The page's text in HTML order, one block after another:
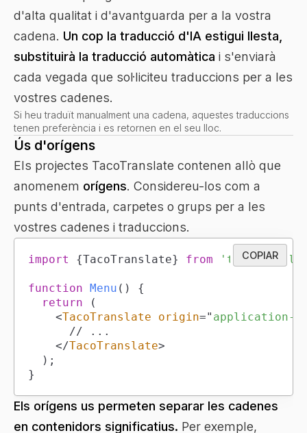
d'alta qualitat i d'avantguarda per a la vostra
cadena. Un cop la traducció d'IA estigui llesta,
substituirà la traducció automàtica i s'enviarà
cada vegada que sol·liciteu traduccions per a les
vostres cadenes.
Si heu traduït manualment una cadena, aquestes traduccions
tenen preferència i es retornen en el seu lloc.
Ús d'orígens
Els projectes TacoTranslate contenen allò que
anomenem orígens. Considereu-los com a
punts d'entrada, carpetes o grups per a les
vostres cadenes i traduccions.
COPIAR
import {TacoTranslate} from
function Menu ( )
{
return
(
<TacoTranslate origin=" application-
</TacoTranslate>
) ;
}
Els orígens us permeten separar les cadenes
en contenidors significatius. Per exemple,